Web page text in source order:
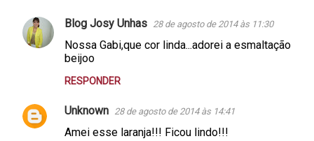
Blog Josy Unhas 28 de agosto de 2014 às 11:30
Nossa Gabi,que cor linda...adorei a esmaltação
beijoo
RESPONDER
Unknown 28 de agosto de 2014 às 14:41
Amei esse laranja!!! Ficou lindo!!!